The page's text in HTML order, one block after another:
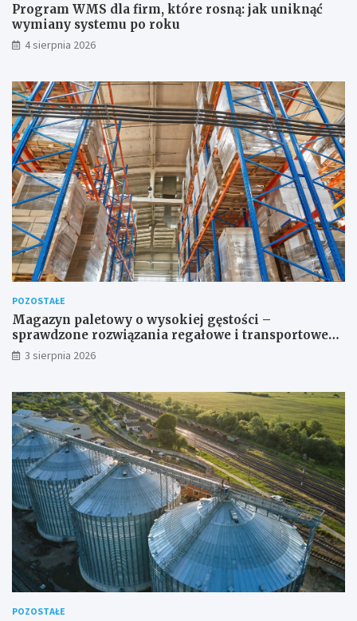
Program WMS dla firm, które rosną: jak uniknąć
wymiany systemu po roku
4 sierpnia 2026
POZOSTAŁE
Magazyn paletowy o wysokiej gęstości –
sprawdzone rozwiązania regałowe i transportowe
dla wymagających przestrzeni
3 sierpnia 2026
POZOSTAŁE